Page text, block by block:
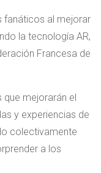
fanáticos al mejorar
la tecnología AR,
Francesa de
que mejorarán el
y experiencias de
colectivamente
a los